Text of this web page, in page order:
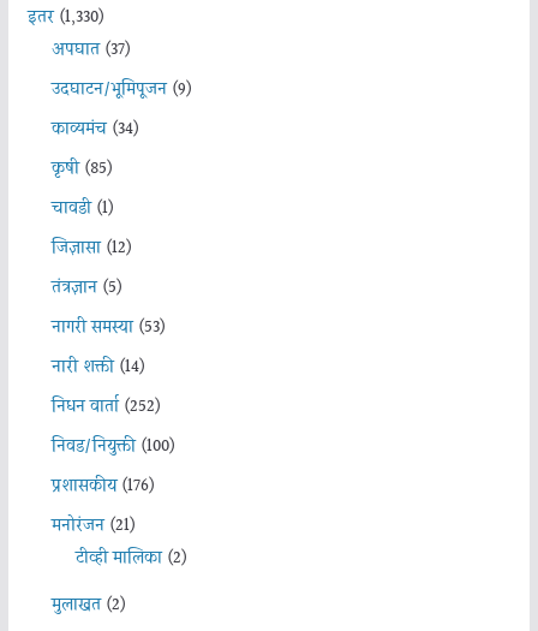
इतर(1,330)
अपघात(37)
उदघाटन/भूमिपूजन(9)
काव्यमंच(34)
कृषी(85)
चावडी(1)
जिज्ञासा(12)
तंत्रज्ञान(5)
नागरी समस्या(53)
नारी शक्ती(14)
निधन वार्ता(252)
निवड/नियुक्ती(100)
प्रशासकीय(176)
मनोरंजन(21)
टीव्ही मालिका(2)
मुलाखत(2)